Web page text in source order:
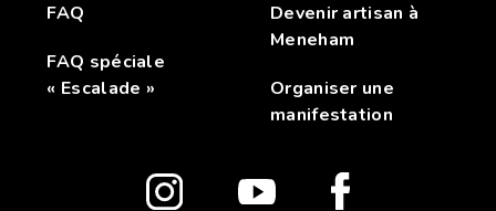
FAQ
FAQ spéciale
« Escalade »
Devenir artisan à
Meneham
Organiser une
manifestation